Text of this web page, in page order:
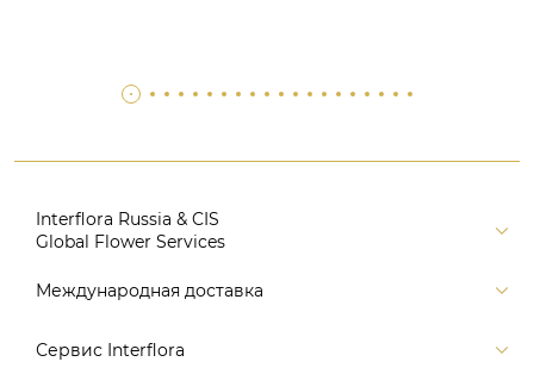
Interflora Russia & CIS
Global Flower Services
Версия для печати
Поиск
Международная доставка
Россия
Сервис Interflora